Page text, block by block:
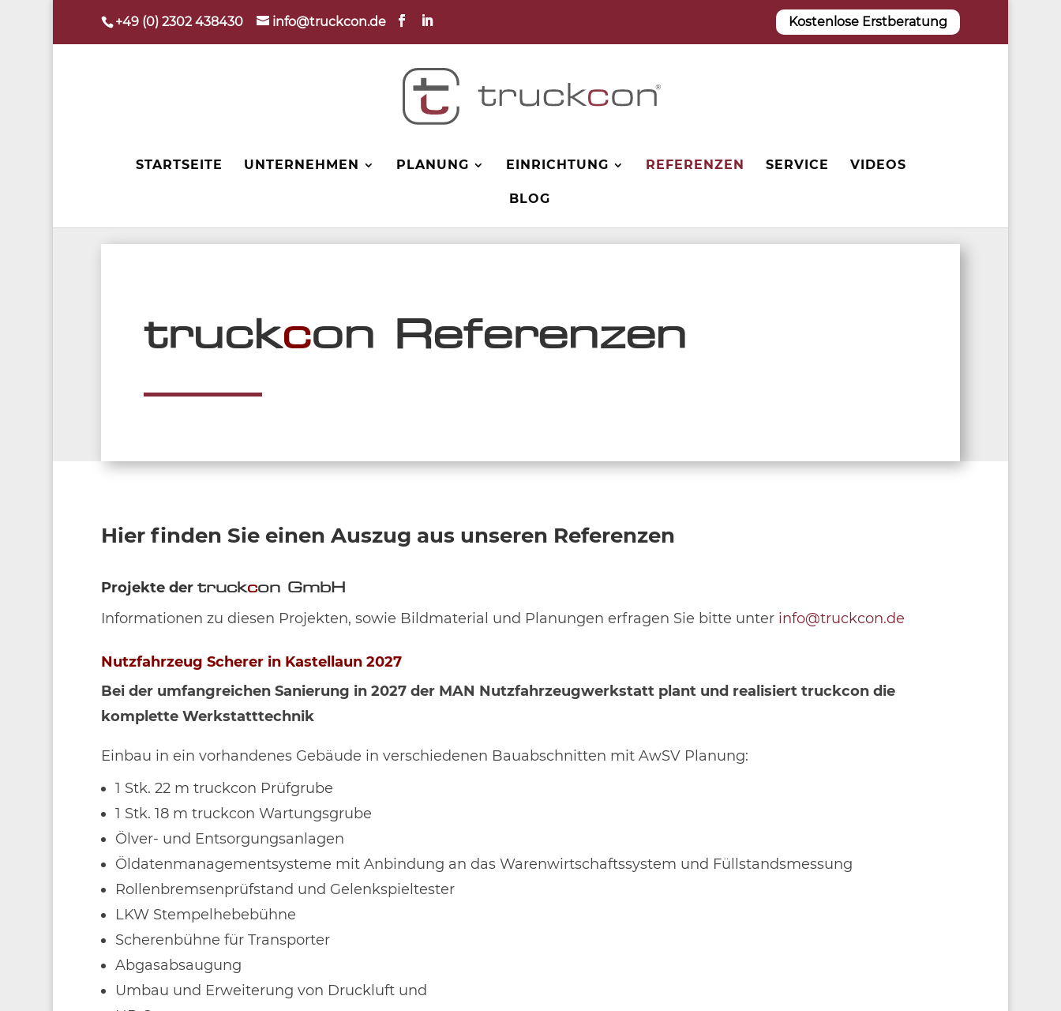
+49 (0) 2302 438430 info@truckcon.de Kostenlose Erstberatung
STARTSEITE UNTERNEHMEN PLANUNG EINRICHTUNG REFERENZEN SERVICE VIDEOS
BLOG
truckcon Referenzen
Hier finden Sie einen Auszug aus unseren Referenzen
Projekte der truckcon GmbH
Informationen zu diesen Projekten, sowie Bildmaterial und Planungen erfragen Sie bitte unter info@truckcon.de
Nutzfahrzeug Scherer in Kastellaun 2027
Bei der umfangreichen Sanierung in 2027 der MAN Nutzfahrzeugwerkstatt plant und realisiert truckcon die
komplette Werkstatttechnik
Einbau in ein vorhandenes Gebäude in verschiedenen Bauabschnitten mit AwSV Planung:
1 Stk. 22 m truckcon Prüfgrube
1 Stk. 18 m truckcon Wartungsgrube
Ölver- und Entsorgungsanlagen
Öldatenmanagementsysteme mit Anbindung an das Warenwirtschaftssystem und Füllstandsmessung
Rollenbremsenprüfstand und Gelenkspieltester
LKW Stempelhebebühne
Scherenbühne für Transporter
Abgasabsaugung
Umbau und Erweiterung von Druckluft und